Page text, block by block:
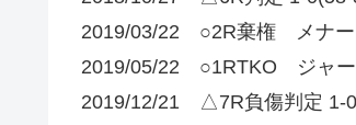
2019/03/22 ○2R棄権 メナー
2019/05/22 ○1RTKO ジャー
2019/12/21 △7R負傷判定 1-